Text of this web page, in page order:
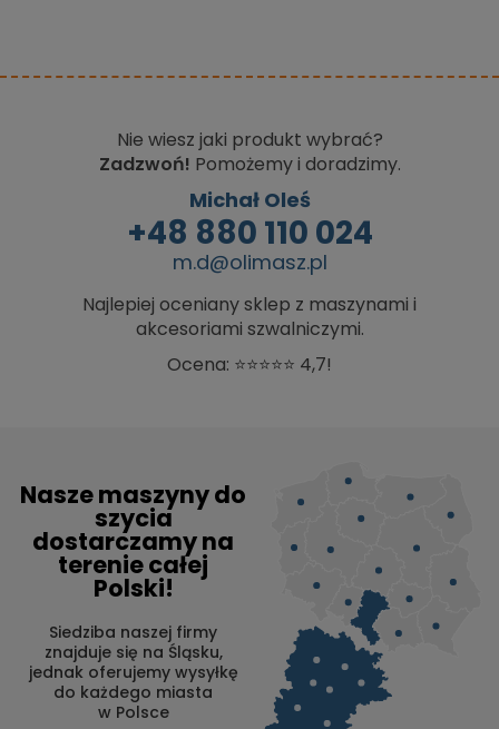
Nie wiesz jaki produkt wybrać?
Zadzwoń! Pomożemy i doradzimy.
Michał Oleś
+48 880 110 024
m.d@olimasz.pl
Najlepiej oceniany sklep z maszynami i
akcesoriami szwalniczymi.
Ocena: ⭐⭐⭐⭐⭐ 4,7!
Nasze maszyny do
szycia
dostarczamy na
terenie całej
Polski!
Siedziba naszej firmy
znajduje się na Śląsku,
jednak oferujemy wysyłkę
do każdego miasta
w Polsce